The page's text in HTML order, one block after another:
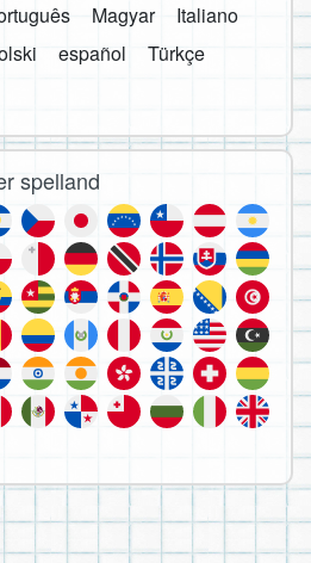
Magyar
Italiano
español
Türkçe
spelland